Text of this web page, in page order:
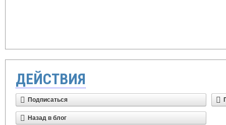
ДЕЙСТВИЯ
Подписаться
Назад в блог